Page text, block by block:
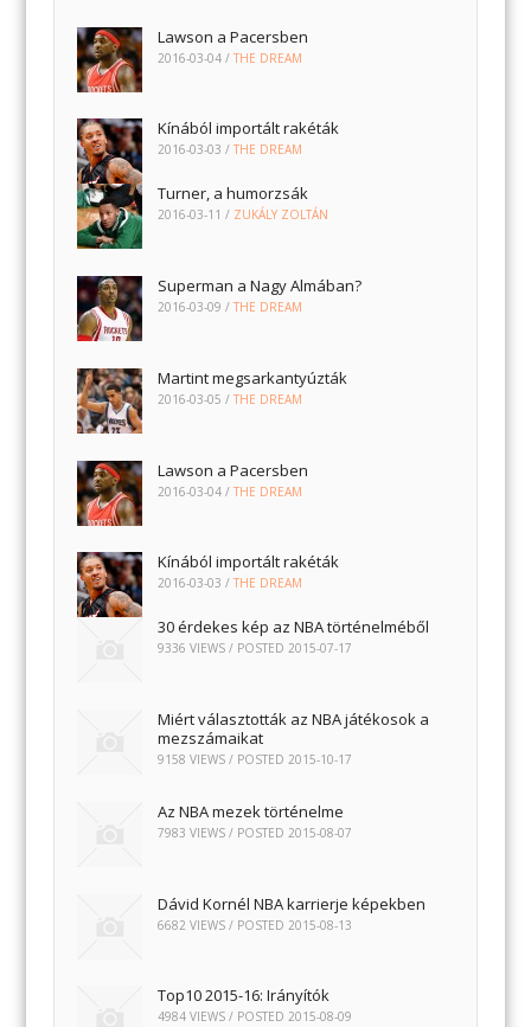
Lawson a Pacersben
2016-03-04 /THE DREAM
Kínából importált rakéták
2016-03-03 /THE DREAM
Turner, a humorzsák
2016-03-11 / ZUKÁLY ZOLTÁN
Superman a Nagy Almában?
2016-03-09 /THE DREAM
Martint megsarkantyúzták
2016-03-05 /THE DREAM
Lawson a Pacersben
2016-03-04 /THE DREAM
Kínából importált rakéták
2016-03-03 /THE DREAM
30 érdekes kép az NBA történelméből
9336 VIEWS / POSTED2015-07-17
Miért választották az NBA játékosok a
mezszámaikat
9158 VIEWS / POSTED2015-10-17
Az NBA mezek történelme
7983 VIEWS / POSTED 2015-08-07
Dávid Kornél NBA karrierje képekben
6682 VIEWS / POSTED 2015-08-13
Top10 2015-16: Irányítók
4984 VIEWS / POSTED2015-08-09